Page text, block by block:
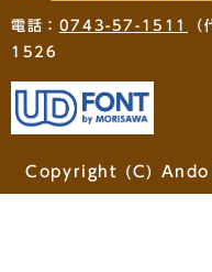
電話： 0743-57-1511
1526
Copyright (C)